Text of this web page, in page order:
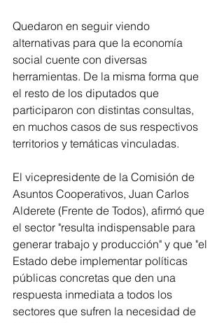
Quedaron en seguir viendo
alternativas para que la economía
social cuente con diversas
herramientas. De la misma forma que
el resto de los diputados que
participaron con distintas consultas,
en muchos casos de sus respectivos
territorios y temáticas vinculadas.
El vicepresidente de la Comisión de
Asuntos Cooperativos, Juan Carlos
Alderete (Frente de Todos), afirmó que
el sector "resulta indispensable para
generar trabajo y producción" y que "el
Estado debe implementar políticas
públicas concretas que den una
respuesta inmediata a todos los
sectores que sufren la necesidad de